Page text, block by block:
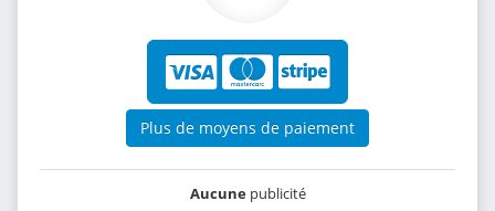
Plus de moyens de paiement
Aucunepublicité